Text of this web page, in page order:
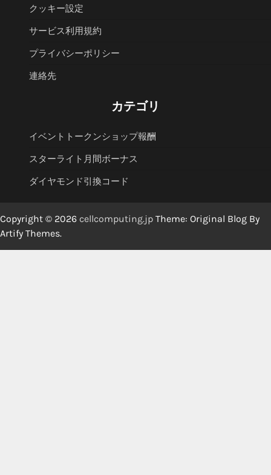
クッキー設定
サービス利用規約
プライバシーポリシー
連絡先
カテゴリ
イベントトークンショップ報酬
スターライト月間ボーナス
ダイヤモンド引換コード
Copyright © 2026 cellcomputing.jp Theme: Original Blog By
Artify Themes.